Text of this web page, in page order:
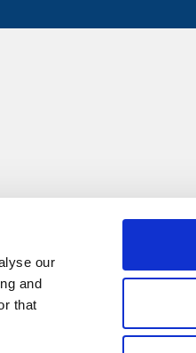
our
and
that